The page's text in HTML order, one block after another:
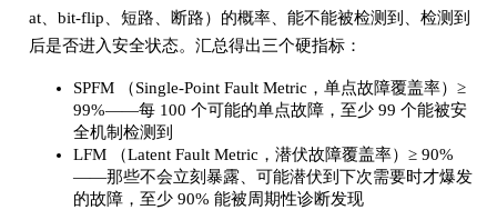
at、bit-flip、短路、断路）的概率、能不能被检测到、检测到
后是否进入安全状态。汇总得出三个硬指标：
SPFM （Single-Point Fault Metric，单点故障覆盖率）≥
99%——每 100 个可能的单点故障，至少 99 个能被安
全机制检测到
LFM （Latent Fault Metric，潜伏故障覆盖率）≥ 90%
——那些不会立刻暴露、可能潜伏到下次需要时才爆发
的故障，至少 90% 能被周期性诊断发现